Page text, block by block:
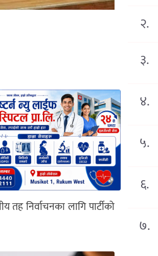
निर्वाचनका लागि पार्टीको
२.
३.
४.
५.
६.
७.